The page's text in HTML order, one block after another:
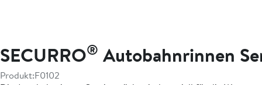
SECURRO® Autobahnrinnen
Produkt:F0102